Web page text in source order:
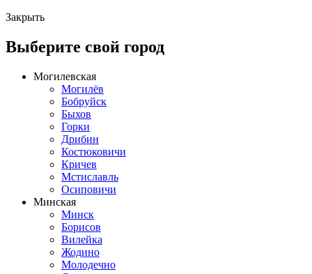
Закрыть
Выберите свой город
Могилевская
Могилёв
Бобруйск
Быхов
Горки
Дрибин
Костюковичи
Кричев
Мстиславль
Осиповичи
Минская
Минск
Борисов
Вилейка
Жодино
Молодечно